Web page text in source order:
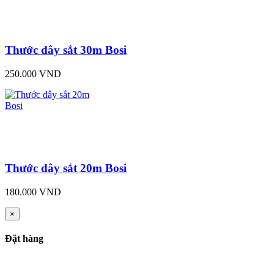
Thước dây sắt 30m Bosi
250.000 VND
Thước dây sắt 20m Bosi
180.000 VND
×
Đặt hàng